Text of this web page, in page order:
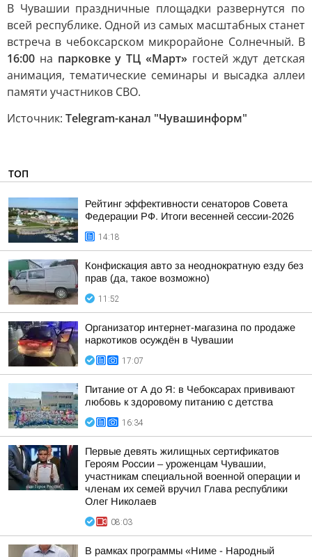
В Чувашии праздничные площадки развернутся по
всей республике. Одной из самых масштабных станет
встреча в чебоксарском микрорайоне Солнечный. В
16:00 на парковке у ТЦ «Март»гостей ждут детская
анимация, тематические семинары и высадка аллеи
памяти участников СВО.
Источник: Telegram-канал "Чувашинформ"
ТОП
Рейтинг эффективности сенаторов Совета
Федерации РФ. Итоги весенней сессии-2026
14:18
Конфискация авто за неоднократную езду без
прав (да, такое возможно)
11:52
Организатор интернет-магазина по продаже
наркотиков осуждён в Чувашии
17:07
Питание от А до Я: в Чебоксарах прививают
любовь к здоровому питанию с детства
16:34
Первые девять жилищных сертификатов
Героям России – уроженцам Чувашии,
участникам специальной военной операции и
членам их семей вручил Глава республики
Олег Николаев
08:03
В рамках программы «Ниме - Народный